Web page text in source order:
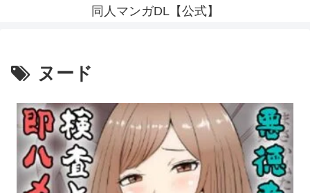
同人マンガDL【公式】
ヌード